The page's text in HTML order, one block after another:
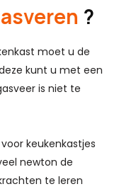
?
moet u de
kunt u met een
is niet te
keukenkastjes
newton de
te leren